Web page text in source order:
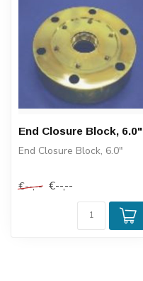
End Closure Block, 6.0"
End Closure Block, 6.0"
€--,-- €--,--